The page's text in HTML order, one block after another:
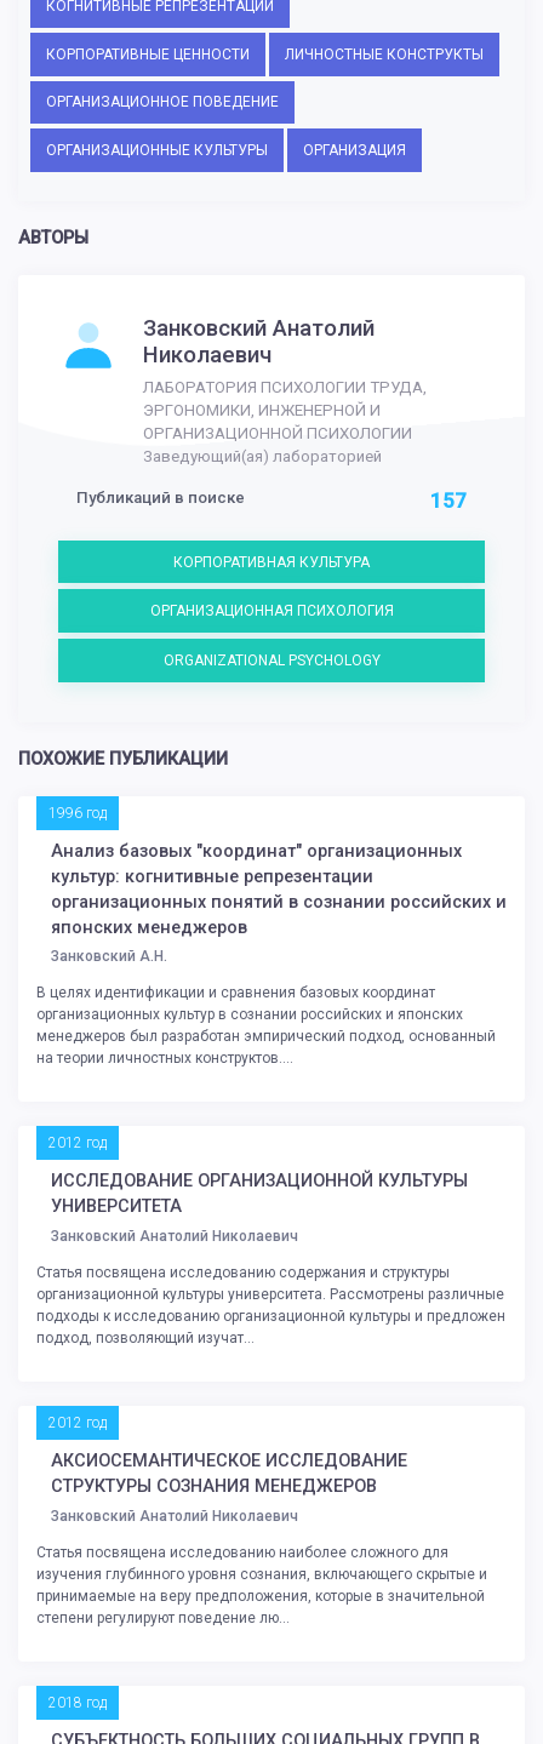
КОГНИТИВНЫЕ РЕПРЕЗЕНТАЦИИ
КОРПОРАТИВНЫЕ ЦЕННОСТИ ЛИЧНОСТНЫЕ КОНСТРУКТЫ
ОРГАНИЗАЦИОННОЕ ПОВЕДЕНИЕ
ОРГАНИЗАЦИОННЫЕ КУЛЬТУРЫ ОРГАНИЗАЦИЯ
АВТОРЫ
Занковский Анатолий
Николаевич
ЛАБОРАТОРИЯ ПСИХОЛОГИИ ТРУДА,
ЭРГОНОМИКИ, ИНЖЕНЕРНОЙ И
ОРГАНИЗАЦИОННОЙ ПСИХОЛОГИИ
Заведующий(ая) лабораторией
Публикаций в поиске 157
КОРПОРАТИВНАЯ КУЛЬТУРА
ОРГАНИЗАЦИОННАЯ ПСИХОЛОГИЯ
ORGANIZATIONAL PSYCHOLOGY
ПОХОЖИЕ ПУБЛИКАЦИИ
1996 год
Анализ базовых "координат" организационных
культур: когнитивные репрезентации
организационных понятий в сознании российских и
японских менеджеров
Занковский А.Н.
В целях идентификации и сравнения базовых координат
организационных культур в сознании российских и японских
менеджеров был разработан эмпирический подход, основанный
на теории личностных конструктов....
2012 год
ИССЛЕДОВАНИЕ ОРГАНИЗАЦИОННОЙ КУЛЬТУРЫ
УНИВЕРСИТЕТА
Занковский Анатолий Николаевич
Статья посвящена исследованию содержания и структуры
организационной культуры университета. Рассмотрены различные
подходы к исследованию организационной культуры и предложен
подход, позволяющий изучат...
2012 год
АКСИОСЕМАНТИЧЕСКОЕ ИССЛЕДОВАНИЕ
СТРУКТУРЫ СОЗНАНИЯ МЕНЕДЖЕРОВ
Занковский Анатолий Николаевич
Статья посвящена исследованию наиболее сложного для
изучения глубинного уровня сознания, включающего скрытые и
принимаемые на веру предположения, которые в значительной
степени регулируют поведение лю...
2018 год